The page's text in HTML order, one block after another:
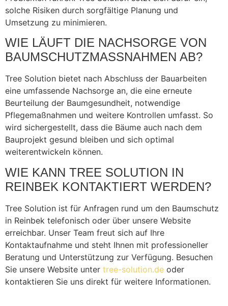
solche Risiken durch sorgfältige Planung und
Umsetzung zu minimieren.
WIE LÄUFT DIE NACHSORGE VON
BAUMSCHUTZMASSNAHMEN AB?
Tree Solution bietet nach Abschluss der Bauarbeiten
eine umfassende Nachsorge an, die eine erneute
Beurteilung der Baumgesundheit, notwendige
Pflegemaßnahmen und weitere Kontrollen umfasst. So
wird sichergestellt, dass die Bäume auch nach dem
Bauprojekt gesund bleiben und sich optimal
weiterentwickeln können.
WIE KANN TREE SOLUTION IN
REINBEK KONTAKTIERT WERDEN?
Tree Solution ist für Anfragen rund um den Baumschutz
in Reinbek telefonisch oder über unsere Website
erreichbar. Unser Team freut sich auf Ihre
Kontaktaufnahme und steht Ihnen mit professioneller
Beratung und Unterstützung zur Verfügung. Besuchen
Sie unsere Website unter tree-solution.de oder
kontaktieren Sie uns direkt für weitere Informationen.